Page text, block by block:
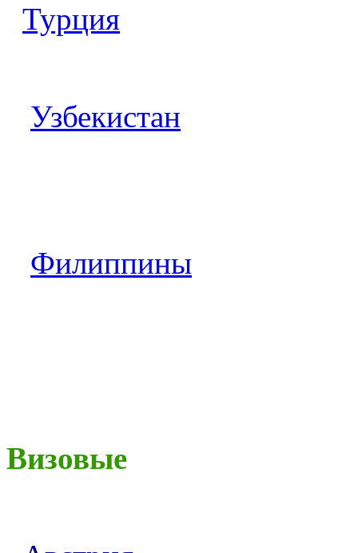
Турция
Узбекистан
Филиппины
Визовые